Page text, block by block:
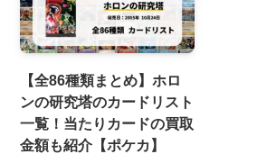
【全86種類まとめ】ホロ
ンの研究塔のカードリスト
一覧！当たりカードの買取
金額も紹介【ポケカ】